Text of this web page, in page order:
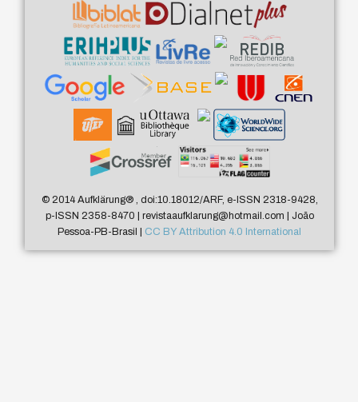
© 2014 Aufklärung®, doi:10.18012/ARF, e-ISSN 2318-9428,
p-ISSN 2358-8470 | revistaaufklarung@hotmail.com | João
Pessoa-PB-Brasil | CC BY Attribution 4.0 International